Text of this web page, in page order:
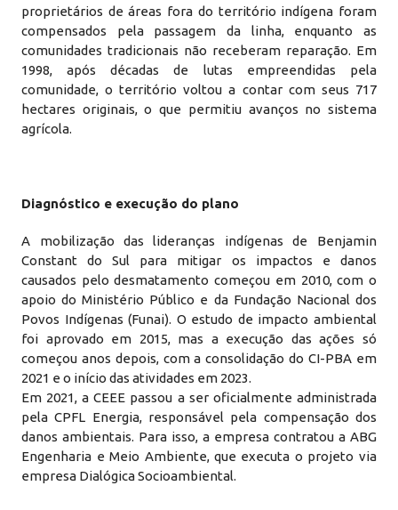
proprietários de áreas fora do território indígena foram
compensados pela passagem da linha, enquanto as
comunidades tradicionais não receberam reparação. Em
1998, após décadas de lutas empreendidas pela
comunidade, o território voltou a contar com seus 717
hectares originais, o que permitiu avanços no sistema
agrícola.
Diagnóstico e execução do plano
A mobilização das lideranças indígenas de Benjamin
Constant do Sul para mitigar os impactos e danos
causados pelo desmatamento começou em 2010, com o
apoio do Ministério Público e da Fundação Nacional dos
Povos Indígenas (Funai). O estudo de impacto ambiental
foi aprovado em 2015, mas a execução das ações só
começou anos depois, com a consolidação do CI-PBA em
2021 e o início das atividades em 2023.
Em 2021, a CEEE passou a ser oficialmente administrada
pela CPFL Energia, responsável pela compensação dos
danos ambientais. Para isso, a empresa contratou a ABG
Engenharia e Meio Ambiente, que executa o projeto via
empresa Dialógica Socioambiental.